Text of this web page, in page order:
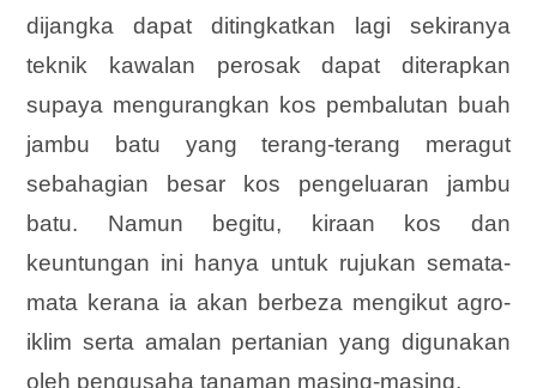
dijangka dapat ditingkatkan lagi sekiranya
teknik kawalan perosak dapat diterapkan
supaya mengurangkan kos pembalutan buah
jambu batu yang terang-terang meragut
sebahagian besar kos pengeluaran jambu
batu. Namun begitu, kiraan kos dan
keuntungan ini hanya untuk rujukan semata-
mata kerana ia akan berbeza mengikut agro-
iklim serta amalan pertanian yang digunakan
oleh pengusaha tanaman masing-masing.